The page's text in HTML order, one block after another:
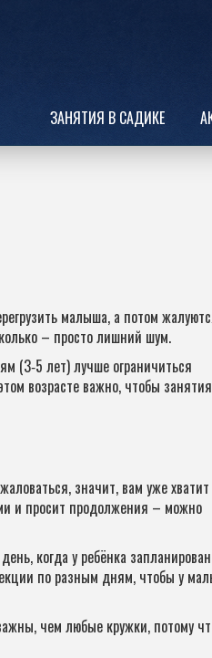
ЗАНЯТИЯ В САДИКЕ
малыша, а потом
– просто лишний шум.
(3‑5 лет) лучше ограничиться
возрасте важно, чтобы
значит, вам уже хватит
и просит продолжения – можно
когда у ребёнка
по разным дням, чтобы у
чем любые кружки, потому